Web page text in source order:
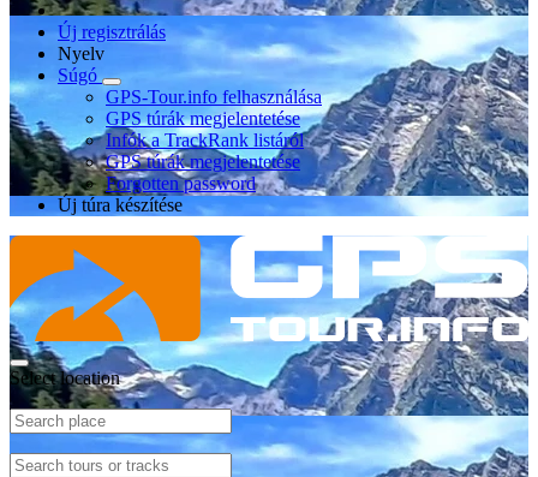
Új regisztrálás
Nyelv
Súgó
GPS-Tour.info felhasználása
GPS túrák megjelentetése
Infók a TrackRank listáról
GPS túrák megjelentetése
Forgotten password
Új túra készítése
Select location